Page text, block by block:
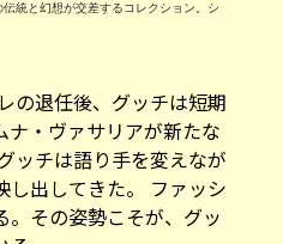
ナ・ヴァサリアが新たな
ッチは語り手を変えなが
し出してきた。 ファッシ
。その姿勢こそが、グッ
る。